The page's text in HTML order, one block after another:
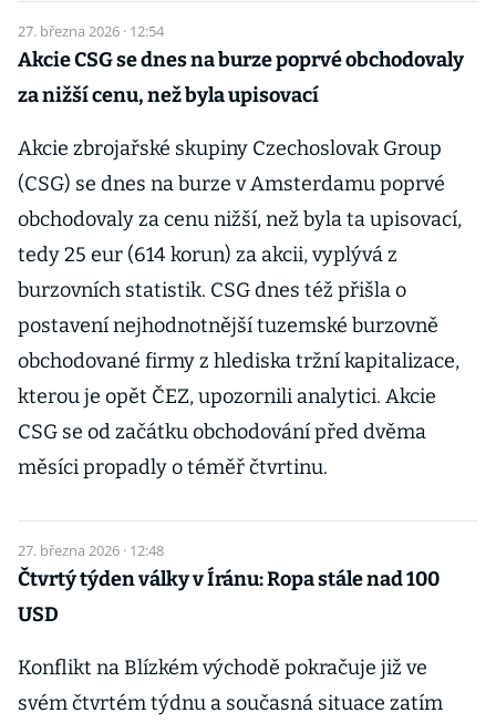
27. března 2026 · 12:54
Akcie CSG se dnes na burze poprvé obchodovaly
za nižší cenu, než byla upisovací
Akcie zbrojařské skupiny Czechoslovak Group
(CSG) se dnes na burze v Amsterdamu poprvé
obchodovaly za cenu nižší, než byla ta upisovací,
tedy 25 eur (614 korun) za akcii, vyplývá z
burzovních statistik. CSG dnes též přišla o
postavení nejhodnotnější tuzemské burzovně
obchodované firmy z hlediska tržní kapitalizace,
kterou je opět ČEZ, upozornili analytici. Akcie
CSG se od začátku obchodování před dvěma
měsíci propadly o téměř čtvrtinu.
27. března 2026 · 12:48
Čtvrtý týden války v Íránu: Ropa stále nad 100
USD
Konflikt na Blízkém východě pokračuje již ve
svém čtvrtém týdnu a současná situace zatím